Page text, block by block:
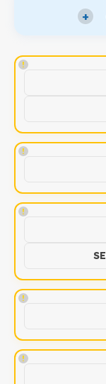
+
!
!
!
!
!